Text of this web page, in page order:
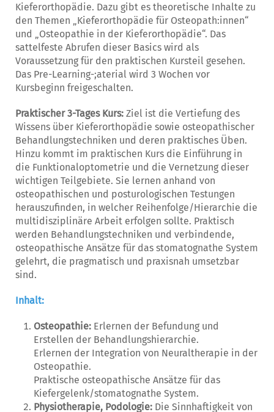
Kieferorthopädie. Dazu gibt es theoretische Inhalte zu
den Themen „Kieferorthopädie für Osteopath:innen“
und „Osteopathie in der Kieferorthopädie“. Das
sattelfeste Abrufen dieser Basics wird als
Voraussetzung für den praktischen Kursteil gesehen.
Das Pre-Learning-;aterial wird 3 Wochen vor
Kursbeginn freigeschalten.
Praktischer 3-Tages Kurs: Ziel ist die Vertiefung des
Wissens über Kieferorthopädie sowie osteopathischer
Behandlungstechniken und deren praktisches Üben.
Hinzu kommt im praktischen Kurs die Einführung in
die Funktionaloptometrie und die Vernetzung dieser
wichtigen Teilgebiete. Sie lernen anhand von
osteopathischen und posturologischen Testungen
herauszufinden, in welcher Reihenfolge/Hierarchie die
multidisziplinäre Arbeit erfolgen sollte. Praktisch
werden Behandlungstechniken und verbindende,
osteopathische Ansätze für das stomatognathe System
gelehrt, die pragmatisch und praxisnah umsetzbar
sind.
Inhalt:
Osteopathie: Erlernen der Befundung und
Erstellen der Behandlungshierarchie.
Erlernen der Integration von Neuraltherapie in der
Osteopathie.
Praktische osteopathische Ansätze für das
Kiefergelenk/stomatognathe System.
Physiotherapie, Podologie: Die Sinnhaftigkeit von